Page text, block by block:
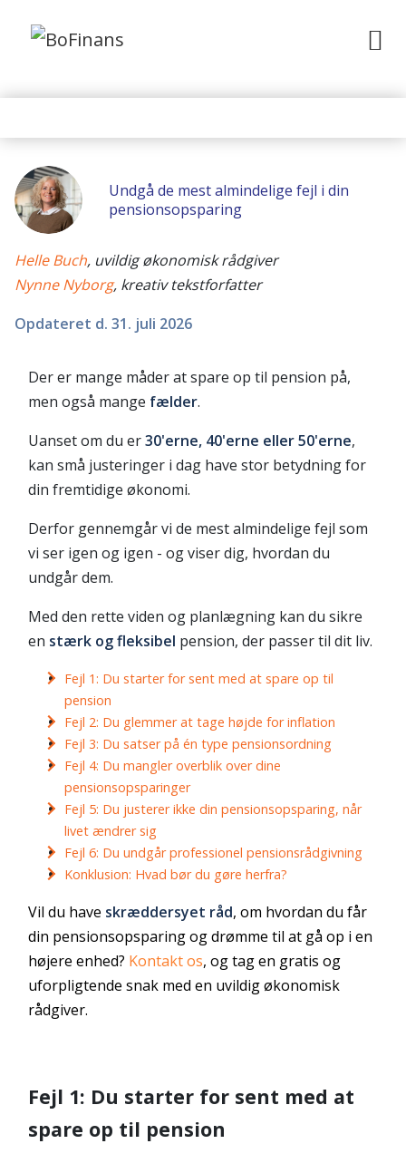
Undgå de mest almindelige fejl i din
pensionsopsparing
Helle Buch, uvildig økonomisk rådgiver
Nynne Nyborg, kreativ tekstforfatter
Opdateret d. 31. juli 2026
Der er mange måder at spare op til pension på,
men også mange fælder.
Uanset om du er30'erne, 40'erne eller 50'erne,
kan små justeringer i dag have stor betydning for
din fremtidige økonomi.
Derfor gennemgår vi de mest almindelige fejl som
vi ser igen og igen - og viser dig, hvordan du
undgår dem.
Med den rette viden og planlægning kan du sikre
en stærk og fleksibel pension, der passer til dit liv.
Fejl 1: Du starter for sent med at spare op til
pension
Fejl 2: Du glemmer at tage højde for inflation
Fejl 3: Du satser på én type pensionsordning
Fejl 4: Du mangler overblik over dine
pensionsopsparinger
Fejl 5: Du justerer ikke din pensionsopsparing, når
livet ændrer sig
Fejl 6: Du undgår professionel pensionsrådgivning
Konklusion: Hvad bør du gøre herfra?
Vil du have skræddersyet råd, om hvordan du får
din pensionsopsparing og drømme til at gå op i en
højere enhed? Kontakt os, og tag en gratis og
uforpligtende snak med en uvildig økonomisk
rådgiver.
Fejl 1: Du starter for sent med at
spare op til pension